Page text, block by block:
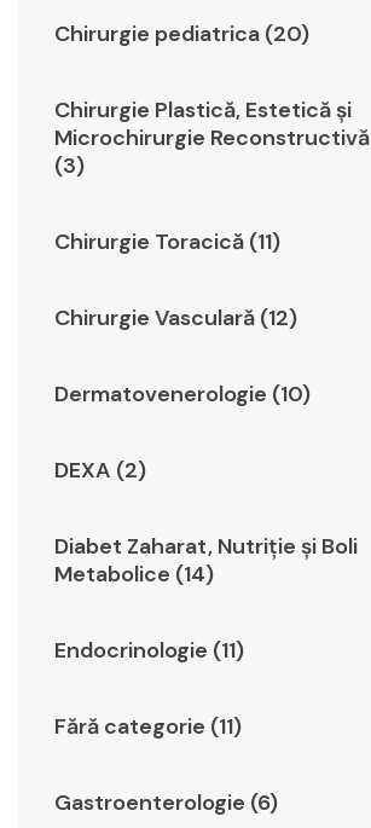
Chirurgie pediatrica (20)
Chirurgie Plastică, Estetică şi
Microchirurgie Reconstructivă
(3)
Chirurgie Toracică (11)
Chirurgie Vasculară (12)
Dermatovenerologie (10)
DEXA (2)
Diabet Zaharat, Nutriţie şi Boli
Metabolice (14)
Endocrinologie (11)
Fără categorie (11)
Gastroenterologie (6)